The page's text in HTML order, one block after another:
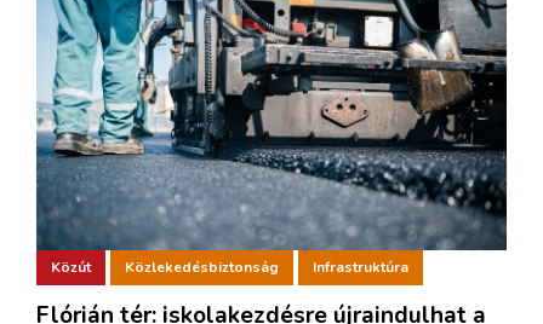
Közút Közlekedésbiztonság Infrastruktúra
Flórián tér: iskolakezdésre újraindulhat a